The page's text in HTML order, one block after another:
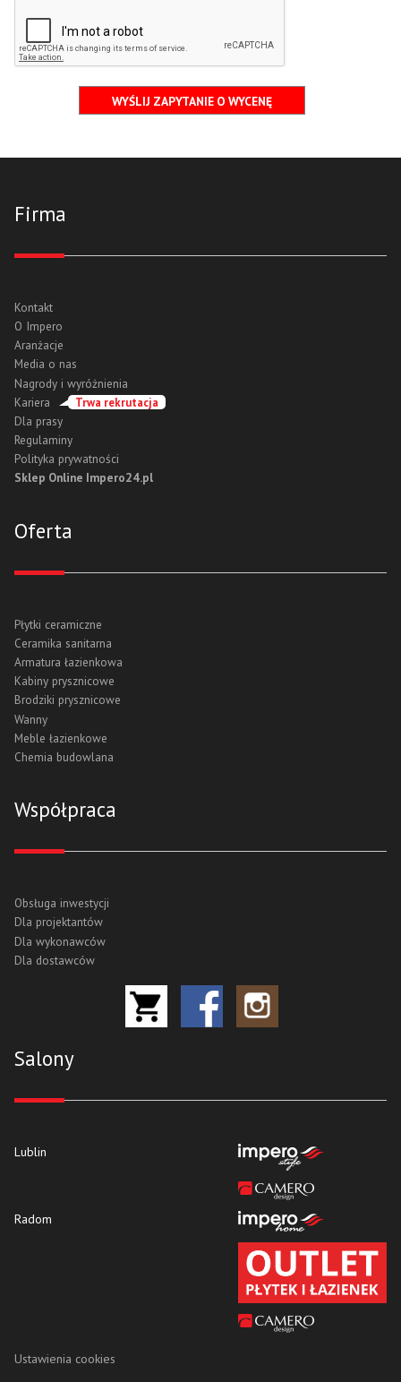
Firma
Kontakt
O Impero
Aranżacje
Media o nas
Nagrody i wyróżnienia
Kariera
Trwa rekrutacja
Dla prasy
Regulaminy
Polityka prywatności
Sklep Online Impero24.pl
Oferta
Płytki ceramiczne
Ceramika sanitarna
Armatura łazienkowa
Kabiny prysznicowe
Brodziki prysznicowe
Wanny
Meble łazienkowe
Chemia budowlana
Współpraca
Obsługa inwestycji
Dla projektantów
Dla wykonawców
Dla dostawców
Salony
Lublin
Radom
Ustawienia cookies